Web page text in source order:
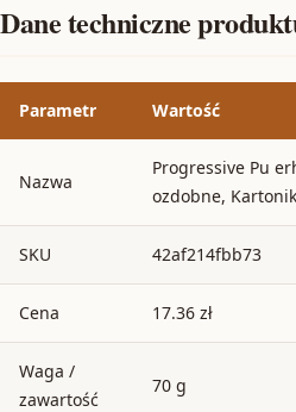
Dane techniczne
Parametr Wartość
Nazwa
Progressive Pu
ozdobne,
SKU 42af214fbb73
Cena 17.36 zł
Waga /
zawartość
70 g